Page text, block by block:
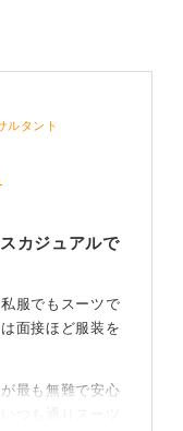
ルタント
カジュアルで
服でもスーツで
面接ほど服装を
最も無難で安心
つも通りスーツ